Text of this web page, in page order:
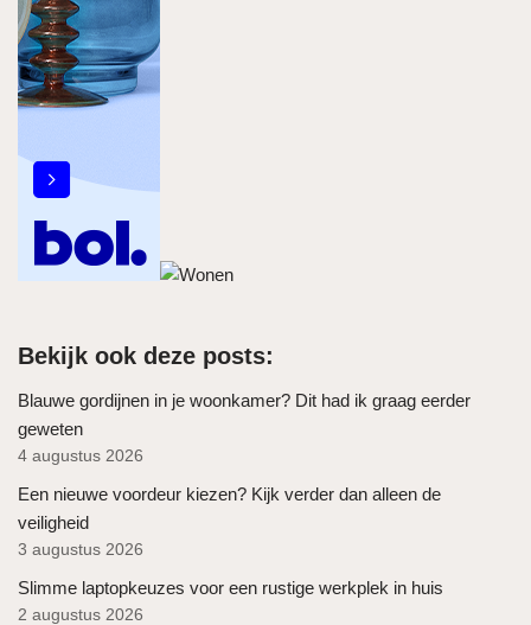
Bekijk ook deze posts:
Blauwe gordijnen in je woonkamer? Dit had ik graag eerder
geweten
4 augustus 2026
Een nieuwe voordeur kiezen? Kijk verder dan alleen de
veiligheid
3 augustus 2026
Slimme laptopkeuzes voor een rustige werkplek in huis
2 augustus 2026